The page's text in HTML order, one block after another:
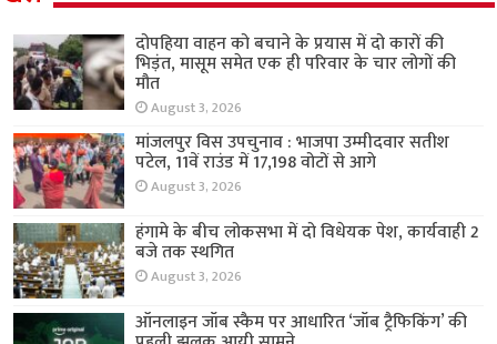
दोपहिया वाहन को बचाने के प्रयास में दो कारों की
भिड़ंत, मासूम समेत एक ही परिवार के चार लोगों की
मौत
August 3, 2026
मांजलपुर विस उपचुनाव : भाजपा उम्मीदवार सतीश
पटेल, 11वें राउंड में 17,198 वोटों से आगे
August 3, 2026
हंगामे के बीच लोकसभा में दो विधेयक पेश, कार्यवाही 2
बजे तक स्थगित
August 3, 2026
ऑनलाइन जॉब स्कैम पर आधारित ‘जॉब ट्रैफिकिंग’ की